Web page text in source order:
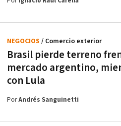
Brasil pierde terreno
mercado argentino,
con Lula
NEGOCIOS / Comercio exterior
PorAndrés Sanguinetti